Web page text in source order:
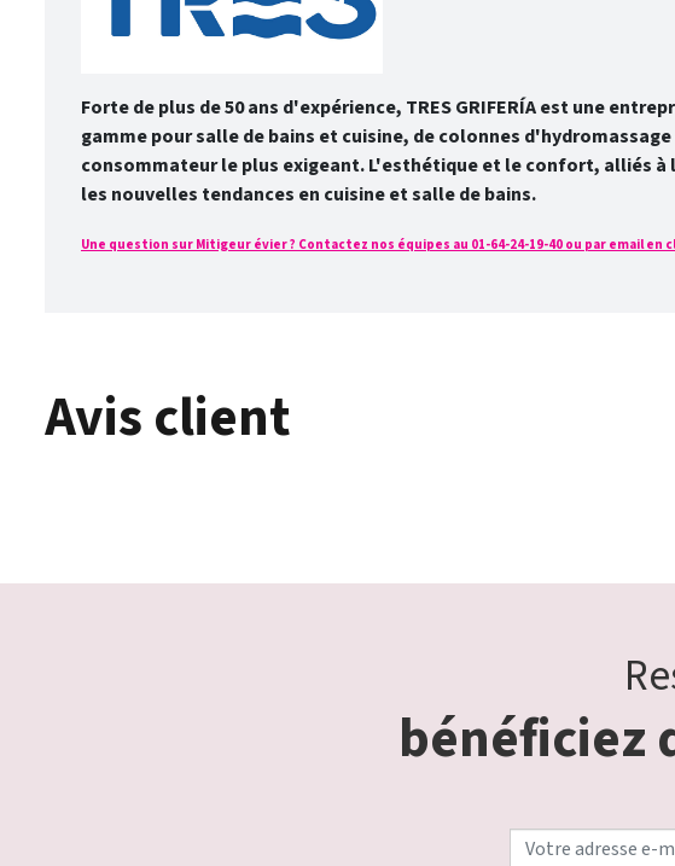
Forte de plus de 50 ans d'expérience, TRES GRIFERÍA est une
gamme pour salle de bains et cuisine, de colonnes
consommateur le plus exigeant. L'esthétique et le confort, alliés
les nouvelles tendances en cuisine et salle de bains.
Une question sur Mitigeur évier ? Contactez nos équipes au 01-64-24-19-40 ou par email en
Avis client
bénéficiez